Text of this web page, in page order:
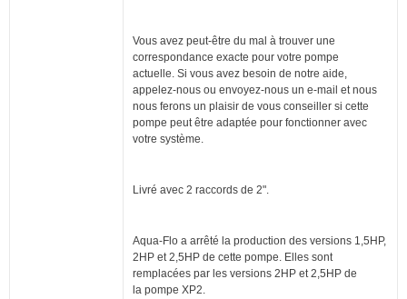
Vous avez peut-être du mal à trouver une
correspondance exacte pour votre pompe
actuelle. Si vous avez besoin de notre aide,
appelez-nous ou envoyez-nous un e-mail et nous
nous ferons un plaisir de vous conseiller si cette
pompe peut être adaptée pour fonctionner avec
votre système.
Livré avec 2 raccords de 2".
Aqua-Flo a arrêté la production des versions 1,5HP,
2HP et 2,5HP de cette pompe. Elles sont
remplacées par les versions 2HP et 2,5HP de
la pompe XP2.